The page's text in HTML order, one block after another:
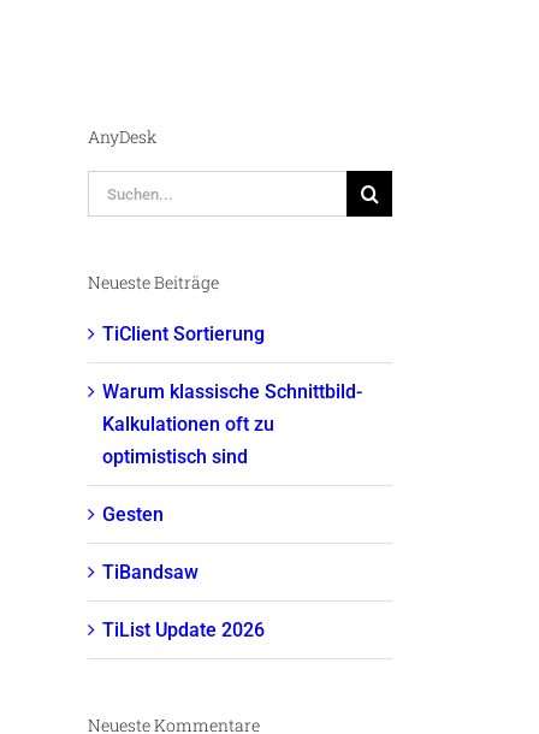
AnyDesk
Suche
nach:
Neueste Beiträge
TiClient Sortierung
Warum klassische Schnittbild-
Kalkulationen oft zu
optimistisch sind
Gesten
TiBandsaw
TiList Update 2026
Neueste Kommentare